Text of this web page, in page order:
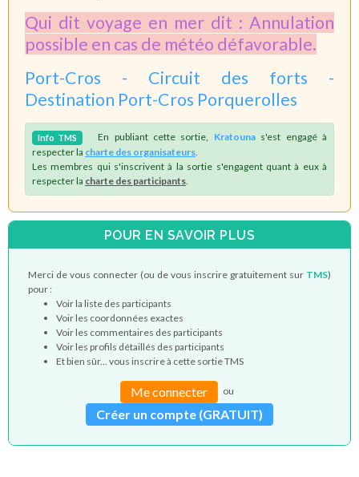
Qui dit voyage en mer dit : Annulation
possible en cas de météo défavorable.
Port-Cros - Circuit des forts -
Destination Port-Cros Porquerolles
Info TMS En publiant cette sortie, Kratounas'est engagé à
respecter la charte des organisateurs
Les membres qui s'inscrivent à la sortie s'engagent quant à eux à
respecter la charte des participants
POUR EN SAVOIR PLUS
Merci de vous connecter (ou de vous inscrire gratuitement sur TMS)
pour :
Voir la liste des participants
Voir les coordonnées exactes
Voir les commentaires des participants
Voir les profils détaillés des participants
Et bien sûr... vous inscrire à cette sortie TMS
Me connecter ou
Créer un compte (GRATUIT)